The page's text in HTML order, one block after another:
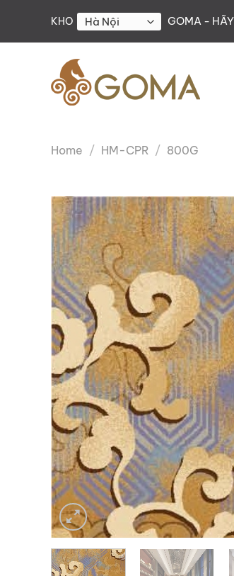
content
KHO GOMA -
Home / HM-CPR / 800G